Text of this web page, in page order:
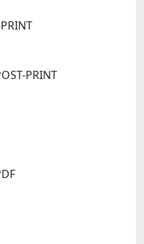
PRINT